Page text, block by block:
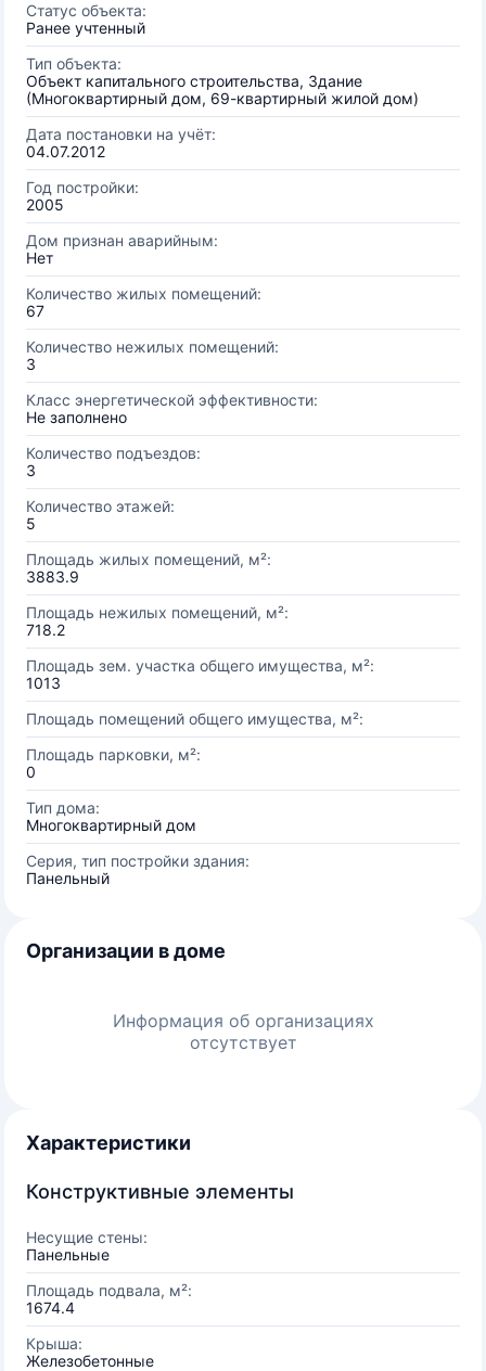
Статус объекта:
Ранее учтенный
Тип объекта:
Объект капитального строительства, Здание
(Многоквартирный дом, 69-квартирный жилой дом)
Дата постановки на учёт:
04.07.2012
Год постройки:
2005
Дом признан аварийным:
Нет
Количество жилых помещений:
67
Количество нежилых помещений:
3
Класс энергетической эффективности:
Не заполнено
Количество подъездов:
3
Количество этажей:
5
Площадь жилых помещений, м²:
3883.9
Площадь нежилых помещений, м²:
718.2
Площадь зем. участка общего имущества, м²:
1013
Площадь помещений общего имущества, м²:
Площадь парковки, м²:
0
Тип дома:
Многоквартирный дом
Серия, тип постройки здания:
Панельный
Организации в доме
Информация об организациях
отсутствует
Характеристики
Конструктивные элементы
Несущие стены:
Панельные
Площадь подвала, м²:
1674.4
Крыша:
Железобетонные